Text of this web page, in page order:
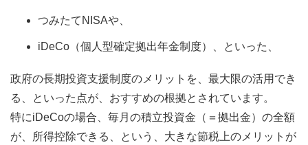
つみたてNISAや、
iDeCo（個人型確定拠出年金制度）、といった、
政府の長期投資支援制度のメリットを、最大限の活用でき
る、といった点が、おすすめの根拠とされています。
特にiDeCoの場合、毎月の積立投資金（＝拠出金）の全額
が、所得控除できる、という、大きな節税上のメリットが